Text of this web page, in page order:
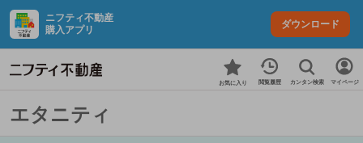
ニフティ不動産
購入アプリ
ダウンロード
お気に入り 閲覧履歴 カンタン検索 マイページ
エタニティ